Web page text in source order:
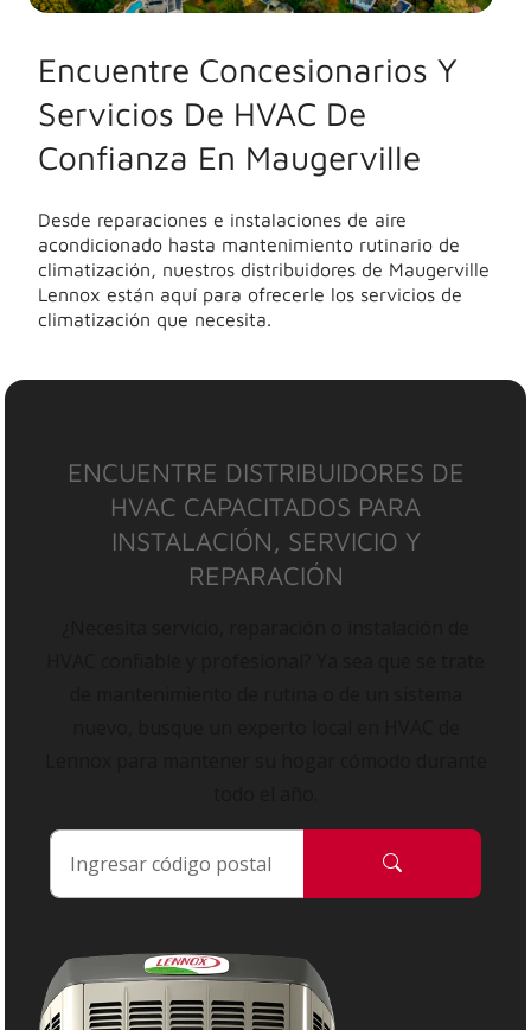
Encuentre Concesionarios Y
Servicios De HVAC De
Confianza En Maugerville
Desde reparaciones e instalaciones de aire
acondicionado hasta mantenimiento rutinario de
climatización, nuestros distribuidores de Maugerville
Lennox están aquí para ofrecerle los servicios de
climatización que necesita.
ENCUENTRE DISTRIBUIDORES DE
HVAC CAPACITADOS PARA
INSTALACIÓN, SERVICIO Y
REPARACIÓN